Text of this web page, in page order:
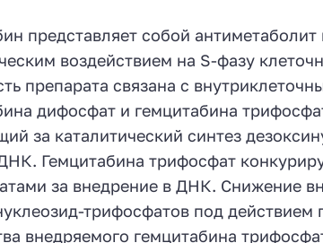
представляет собой
воздействием на S-фазу
препарата связана с
дифосфат и гемцитабина
за каталитический синтез
Гемцитабина трифосфат
за внедрение в ДНК. Снижение
трифосфатов под
внедряемого гемцитабина